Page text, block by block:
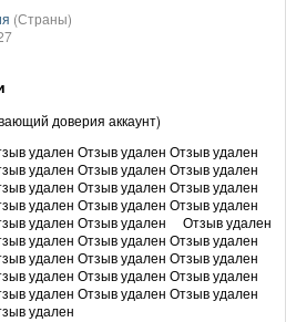
(Страны)
доверия аккаунт)
удален Отзыв удален Отзыв удален
удален Отзыв удален Отзыв удален
удален Отзыв удален Отзыв удален
удален Отзыв удален Отзыв удален
удален Отзыв удален Отзыв удален
удален Отзыв удален Отзыв удален
удален Отзыв удален Отзыв удален
удален Отзыв удален Отзыв удален
удален Отзыв удален Отзыв удален
удален